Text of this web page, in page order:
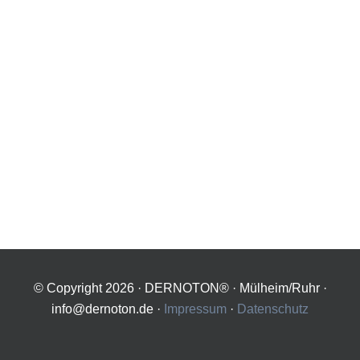
© Copyright 2026 · DERNOTON® · Mülheim/Ruhr ·
info@dernoton.de · Impressum · Datenschutz